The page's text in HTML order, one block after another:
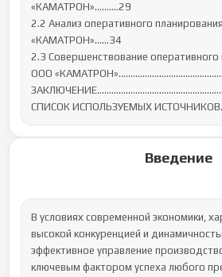
«КАМАТРОН»……....29
2.2 Анализ оперативного
«КАМАТРОН»……34
2.3 Совершенствование оперативного
ООО
СПИСОК ИСПОЛЬЗУЕМЫХ
Введение
В условиях современной экономики,
высокой конкуренцией и
эффективное управление
ключевым фактором успеха любого